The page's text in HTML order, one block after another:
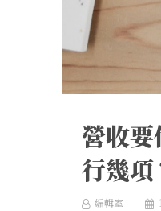
營收
行幾項
編輯室